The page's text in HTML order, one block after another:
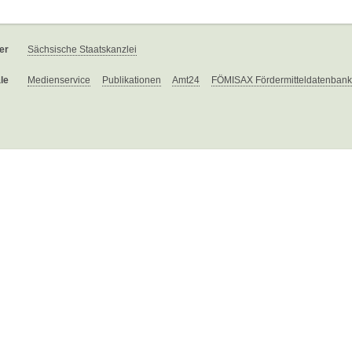
Sächsische Staatskanzlei
Medienservice Publikationen Amt24 FÖMISAX Fördermitteldatenbank